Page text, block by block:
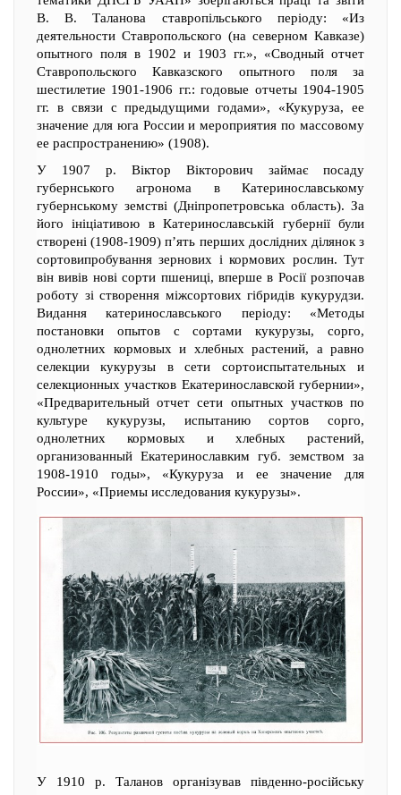
В. В. Таланова ставропільського періоду: «Из
деятельности Ставропольского (на северном Кавказе)
опытного поля в 1902 и 1903 гг.», «Сводный отчет
Ставропольского Кавказского опытного поля за
шестилетие 1901-1906 гг.: годовые отчеты 1904-1905
гг. в связи с предыдущими годами», «Кукуруза, ее
значение для юга России и мероприятия по массовому
ее распространению» (1908).
У 1907 р. Віктор Вікторович займає посаду
губернського агронома в Катеринославському
губернському земстві (Дніпропетровська область). За
його ініціативою в Катеринославській губернії були
створені (1908-1909) п’ять перших дослідних ділянок з
сортовипробування зернових і кормових рослин. Тут
він вивів нові сорти пшениці, вперше в Росії розпочав
роботу зі створення міжсортових гібридів кукурудзи.
Видання катеринославського періоду: «Методы
постановки опытов с сортами кукурузы, сорго,
однолетних кормовых и хлебных растений, а равно
селекции кукурузы в сети сортоиспытательных и
селекционных участков Екатеринославской губернии»,
«Предварительный отчет сети опытных участков по
культуре кукурузы, испытанию сортов сорго,
однолетних кормовых и хлебных растений,
организованный Екатеринославким губ. земством за
1908-1910 годы», «Кукуруза и ее значение для
России», «Приемы исследования кукурузы».
У 1910 р. Таланов організував південно-російську